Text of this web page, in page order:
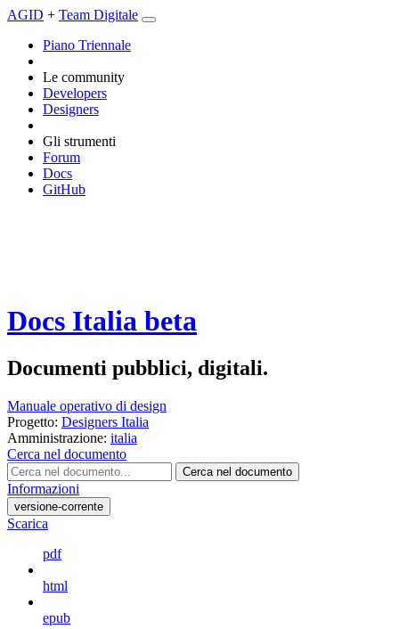
AGID + Team Digitale
Piano Triennale
Le community
Developers
Designers
Gli strumenti
Forum
Docs
GitHub
Docs Italia beta
Documenti pubblici, digitali.
Manuale operativo di design
Progetto: Designers Italia
Amministrazione: italia
Cerca nel documento
Cerca nel documento
Informazioni
versione-corrente
Scarica
pdf
html
epub